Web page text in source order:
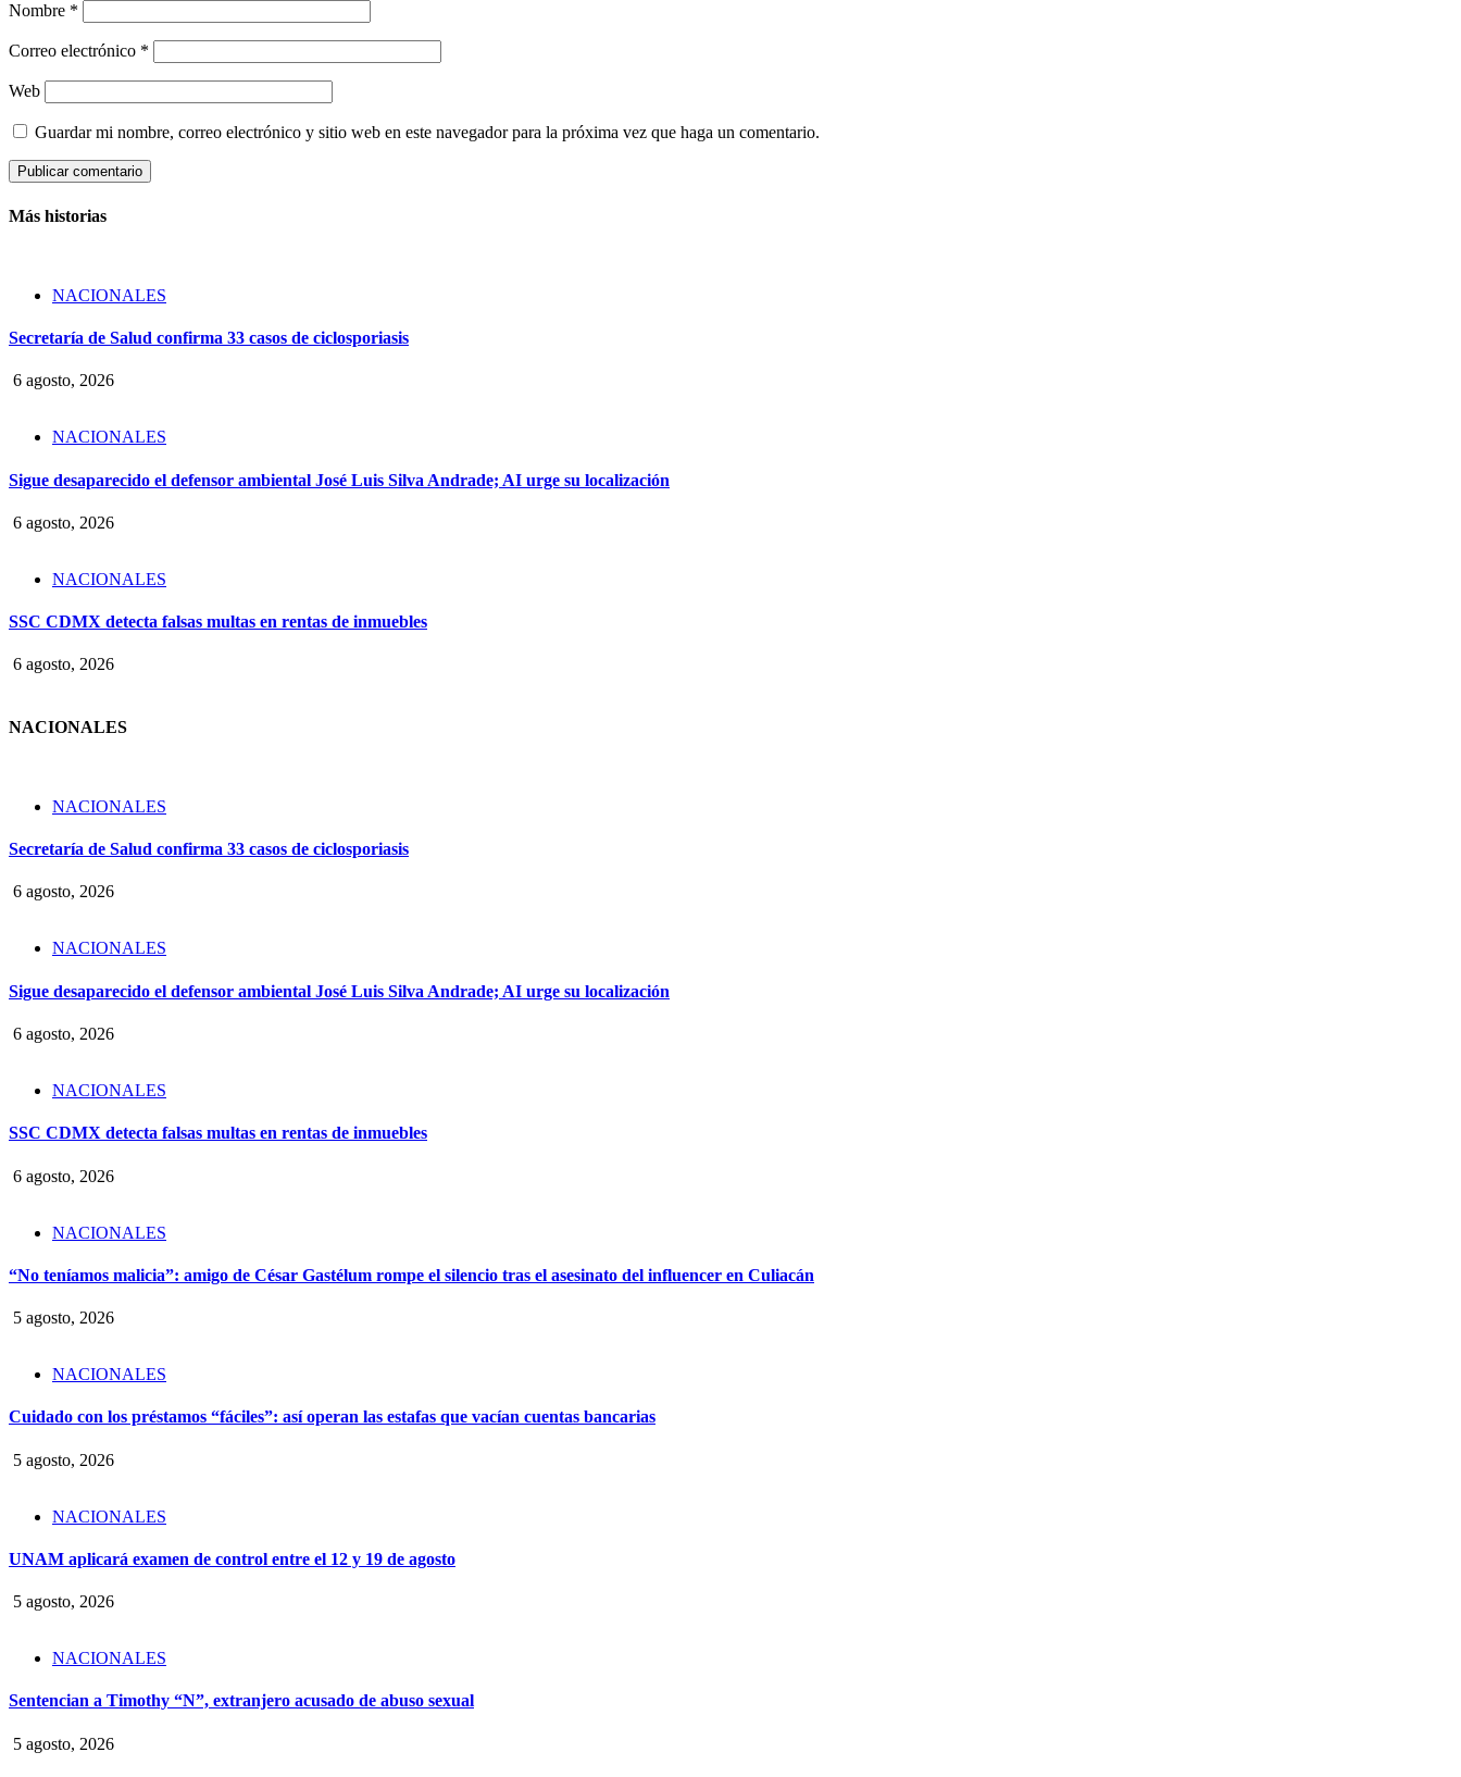
Nombre *
Correo electrónico *
Web
Guardar mi nombre, correo electrónico y sitio web en este navegador para la próxima vez que haga un comentario.
Más historias
NACIONALES
Secretaría de Salud confirma 33 casos de ciclosporiasis
6 agosto, 2026
NACIONALES
Sigue desaparecido el defensor ambiental José Luis Silva Andrade; AI urge su localización
6 agosto, 2026
NACIONALES
SSC CDMX detecta falsas multas en rentas de inmuebles
6 agosto, 2026
NACIONALES
NACIONALES
Secretaría de Salud confirma 33 casos de ciclosporiasis
6 agosto, 2026
NACIONALES
Sigue desaparecido el defensor ambiental José Luis Silva Andrade; AI urge su localización
6 agosto, 2026
NACIONALES
SSC CDMX detecta falsas multas en rentas de inmuebles
6 agosto, 2026
NACIONALES
“No teníamos malicia”: amigo de César Gastélum rompe el silencio tras el asesinato del influencer en Culiacán
5 agosto, 2026
NACIONALES
Cuidado con los préstamos “fáciles”: así operan las estafas que vacían cuentas bancarias
5 agosto, 2026
NACIONALES
UNAM aplicará examen de control entre el 12 y 19 de agosto
5 agosto, 2026
NACIONALES
Sentencian a Timothy “N”, extranjero acusado de abuso sexual
5 agosto, 2026